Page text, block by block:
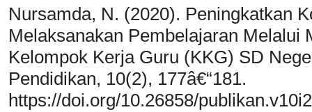
Nursamda, N. (2020). Peningkatkan
Melaksanakan Pembelajaran Melalui
Kelompok Kerja Guru (KKG) SD
Pendidikan, 10(2), 177â€“181.
https://doi.org/10.26858/